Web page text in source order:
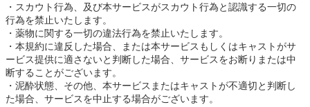
スカウト行為、及び本サービスがスカウト行為と認識する一切の
行為を禁止いたします。
薬物に関する一切の違法行為を禁止いたします。
本規約に違反した場合、または本サービスもしくはキャストがサ
ービス提供に適さないと判断した場合、サービスをお断りまたは中
断することがございます。
泥酔状態、その他、本サービスまたはキャストが不適切と判断し
た場合、サービスを中止する場合がございます。